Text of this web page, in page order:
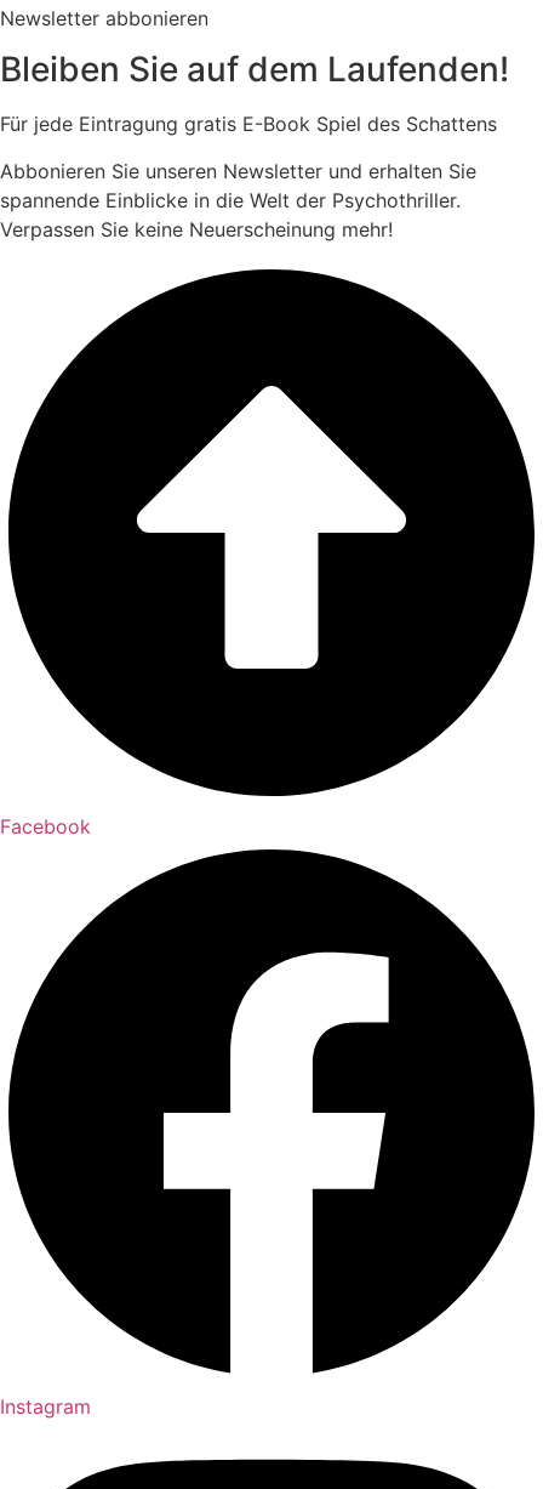
Newsletter abbonieren
Bleiben Sie auf dem Laufenden!
Für jede Eintragung gratis E-Book Spiel des Schattens
Abbonieren Sie unseren Newsletter und erhalten Sie
spannende Einblicke in die Welt der Psychothriller.
Verpassen Sie keine Neuerscheinung mehr!
Facebook
Instagram